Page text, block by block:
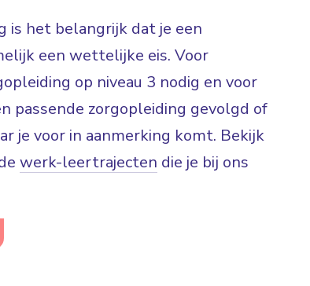
is het belangrijk dat je een
een wettelijke eis. Voor
op niveau 3 nodig en voor
passende zorgopleiding gevolgd of
je voor in aanmerking komt. Bekijk
werk-leertrajecten die je bij ons